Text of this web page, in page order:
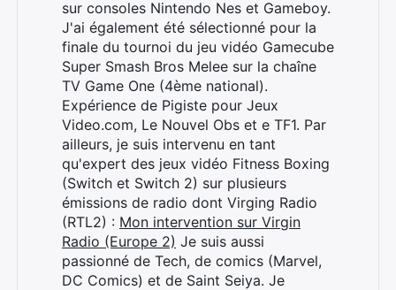
sur consoles Nintendo Nes et Gameboy.
J'ai également été sélectionné pour la
finale du tournoi du jeu vidéo Gamecube
Super Smash Bros Melee sur la chaîne
TV Game One (4ème national).
Expérience de Pigiste pour Jeux
Video.com, Le Nouvel Obs et e TF1. Par
ailleurs, je suis intervenu en tant
qu'expert des jeux vidéo Fitness Boxing
(Switch et Switch 2) sur plusieurs
émissions de radio dont Virging Radio
(RTL2) : Mon intervention sur Virgin
Radio (Europe 2) Je suis aussi
passionné de Tech, de comics (Marvel,
DC Comics) et de Saint Seiya. Je